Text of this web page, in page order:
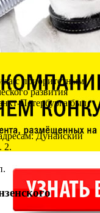
с приоритетным
развития
Петербурга был
Дунайский
2.